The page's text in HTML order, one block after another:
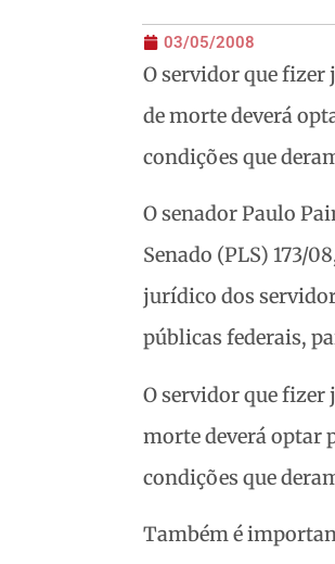
03/05/2008
O servidor que fizer
de morte deverá
condições que
O senador Paulo
Senado (PLS) 173/
jurídico dos
públicas federais,
O servidor que fizer
morte deverá optar
condições que
Também é